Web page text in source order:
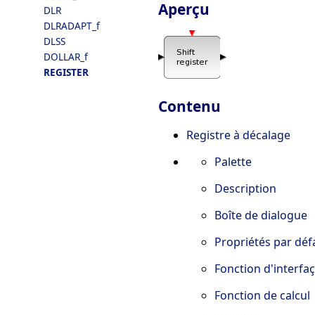
DLR
DLRADAPT_f
DLSS
DOLLAR_f
REGISTER
Aperçu
Contenu
Registre à décalage
Palette
Description
Boîte de dialogue
Propriétés par
Fonction
Fonction de calcul